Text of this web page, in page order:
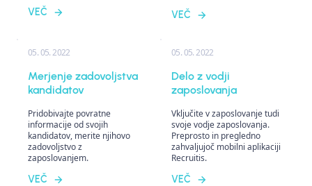
VEČ
VEČ
05. 05. 2022
Merjenje zadovoljstva
kandidatov
Pridobivajte povratne
informacije od svojih
kandidatov, merite njihovo
zadovoljstvo z
zaposlovanjem.
VEČ
05. 05. 2022
Delo z vodji
zaposlovanja
Vključite v zaposlovanje tudi
svoje vodje zaposlovanja.
Preprosto in pregledno
zahvaljujoč mobilni aplikaciji
Recruitis.
VEČ